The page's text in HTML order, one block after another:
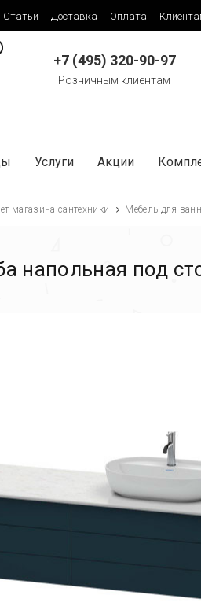
Статьи Доставка Оплата
+7 (495) 320-90-97
Розничным клиентам
Услуги Акции
магазина сантехники Мебель для
напольная под